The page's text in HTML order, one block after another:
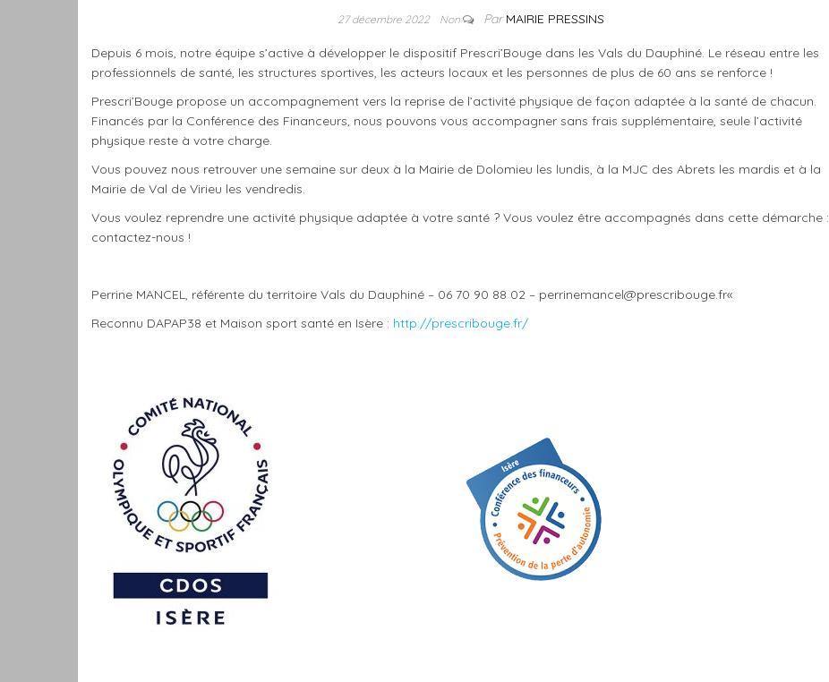
27 décembre 2022 Non ParMAIRIE PRESSINS
Depuis 6 mois, notre équipe s’active à développer le dispositif Prescri’Bouge dans les Vals du Dauphiné. Le réseau entre les
professionnels de santé, les structures sportives, les acteurs locaux et les personnes de plus de 60 ans se renforce !
Prescri’Bouge propose un accompagnement vers la reprise de l’activité physique de façon adaptée à la santé de chacun.
Financés par la Conférence des Financeurs, nous pouvons vous accompagner sans frais supplémentaire, seule l’activité
physique reste à votre charge.
Vous pouvez nous retrouver une semaine sur deux à la Mairie de Dolomieu les lundis, à la MJC des Abrets les mardis et à la
Mairie de Val de Virieu les vendredis.
Vous voulez reprendre une activité physique adaptée à votre santé ? Vous voulez être accompagnés dans cette démarche :
contactez-nous !
Perrine MANCEL, référente du territoire Vals du Dauphiné – 06 70 90 88 02 – perrinemancel@prescribouge.fr«
Reconnu DAPAP38 et Maison sport santé en Isère : http://prescribouge.fr/